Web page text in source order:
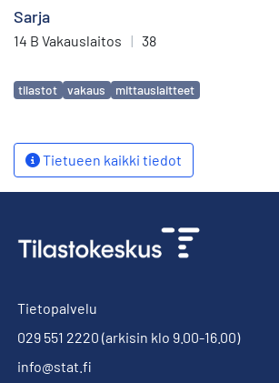
Sarja
14 B Vakauslaitos | 38
Avainsanat
tilastot vakaus mittauslaitteet
Tietueen kaikki tiedot
Tietopalvelu
029 551 2220 (arkisin klo 9.00-16.00)
info@stat.fi